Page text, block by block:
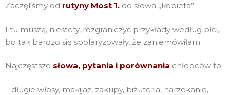
Zaczęliśmy od rutyny Most 1. do słowa „kobieta”.
I tu muszę, niestety, rozgraniczyć przykłady według płci,
bo tak bardzo się spolaryzowały, że zaniemówiłam.
Najczęstsze słowa, pytania i porównania chłopców to:
– długie włosy, makijaż, zakupy, biżuteria, narzekanie,